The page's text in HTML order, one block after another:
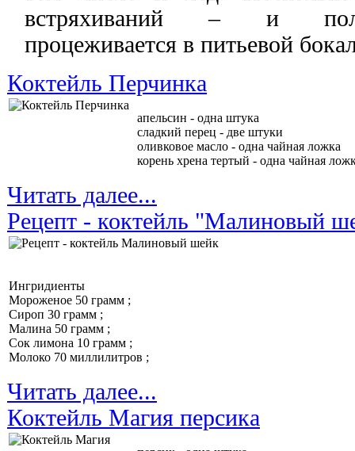
встряхиваний – и
процеживается в питьевой
Коктейль Перчинка
апельсин - одна штука
сладкий перец - две штуки
оливковое масло - одна чайная ложка
корень хрена тертый - одна чайная
Читать далее...
Рецепт - коктейль "Малиновый
Ингридиенты
Мороженое 50 грамм ;
Сироп 30 грамм ;
Малина 50 грамм ;
Сок лимона 10 грамм ;
Молоко 70 миллилитров ;
Читать далее...
Коктейль Магия персика